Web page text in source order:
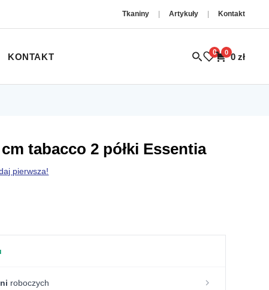
Tkaniny Artykuły Kontakt
KONTAKT 0 0 0 zł
tabacco 2 półki Essentia
pierwsza!
roboczych